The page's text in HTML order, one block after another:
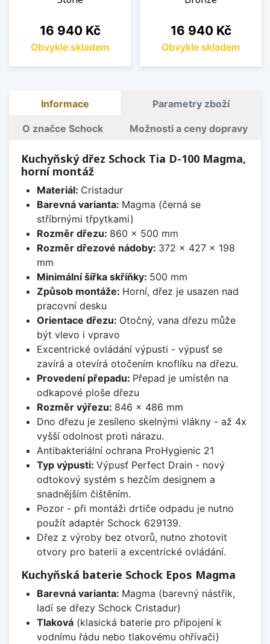
Cena
16 940 Kč
Obvykle skladem
Cena
16 940 Kč
Obvykle skladem
Informace Parametry zboží
O značce Schock Možnosti a ceny dopravy
Kuchyňský dřez Schock Tia D-100 Magma,
horní montáž
Materiál: Cristadur
Barevná varianta: Magma (černá se
stříbrnými třpytkami)
Rozměr dřezu: 860 x 500 mm
Rozměr dřezové nádoby: 372 x 427 x 198
mm
Minimální šířka skříňky: 500 mm
Způsob montáže: Horní, dřez je usazen nad
pracovní desku
Orientace dřezu: Otočný, vana dřezu může
být vlevo i vpravo
Excentrické ovládání výpusti - výpusť se
zavírá a otevírá otočením knoflíku na dřezu.
Provedení přepadu: Přepad je umístěn na
odkapové ploše dřezu
Rozměr výřezu: 846 x 486 mm
Dno dřezu je zesíleno skelnými vlákny - až 4x
vyšší odolnost proti nárazu.
Antibakteriální ochrana ProHygienic 21
Typ výpusti: Výpusť Perfect Drain - nový
odtokový systém s hezčím designem a
snadnějším čištěním.
Pozor - při montáži drtiče odpadu je nutno
použít adaptér Schock 629139.
Dřez z výroby bez otvorů, nutno zhotovit
otvory pro baterii a excentrické ovládání.
Kuchyňská baterie Schock Epos Magma
Barevná varianta: Magma (barevný nástřik,
ladí se dřezy Schock Cristadur)
Tlaková(klasická baterie pro připojení k
vodnímu řádu nebo tlakovému ohřívači)